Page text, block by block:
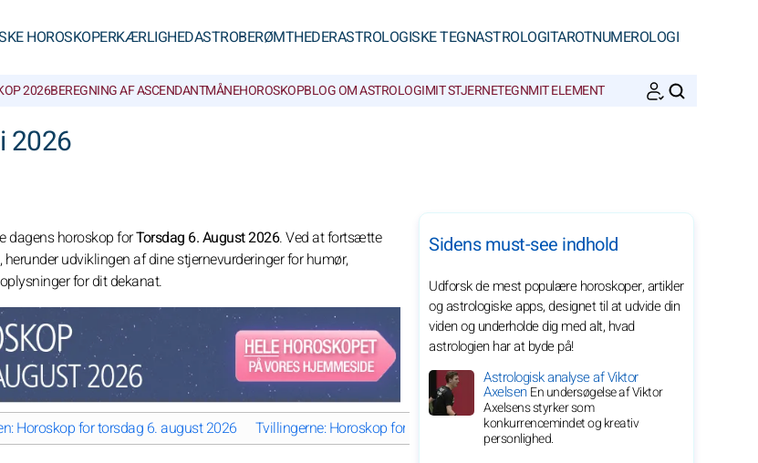
HOROSKOPERKÆRLIGHEDASTROBERØMTHEDERASTROLOGISKE TEGNASTROLOGITAROTNUMEROLOGI
2026BEREGNING AF ASCENDANTMÅNEHOROSKOPBLOG OM ASTROLOGIMIT STJERNETEGNMIT ELEMENT
2026
dagens horoskop forTorsdag 6. August 2026. Ved at fortsætte
udviklingen af dine stjernevurderinger for humør,
for dit dekanat.
Horoskop for torsdag 6. august 2026 Tvillingerne: Horoskop for torsdag 6. august 2026 Krebsen: Horoskop for torsdag
Sidens must-see indhold
Udforsk de mest populære horoskoper, artikler
og astrologiske apps, designet til at udvide din
viden og underholde dig med alt, hvad
astrologien har at byde på!
Astrologisk analyse af Viktor
AxelsenEn undersøgelse af Viktor
Axelsens styrker som
konkurrencemindet og kreativ
personlighed.